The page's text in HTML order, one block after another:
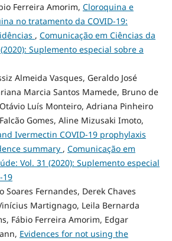
Ferreira Amorim, Cloroquina e
no tratamento da COVID-19:
, Comunicação em Ciências da
Suplemento especial sobre a
Almeida Vasques, Geraldo José
Marcia Santos Mamede, Bruno de
Luís Monteiro, Adriana Pinheiro
Gomes, Aline Mizusaki Imoto,
Ivermectin COVID-19 prophylaxis
summary , Comunicação em
Vol. 31 (2020): Suplemento especial
19
Soares Fernandes, Derek Chaves
Martignago, Leila Bernarda
Fábio Ferreira Amorim, Edgar
Evidences for not using the